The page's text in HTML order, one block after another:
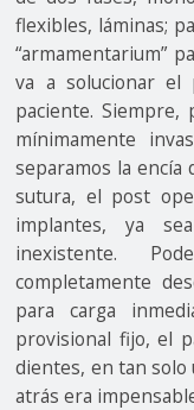
flexibles, láminas;
“armamentarium”
va a solucionar el
paciente. Siempre,
mínimamente
separamos la
sutura, el post
implantes, ya
inexistente.
completamente
para carga
provisional fijo, el
dientes, en tan solo
atrás era